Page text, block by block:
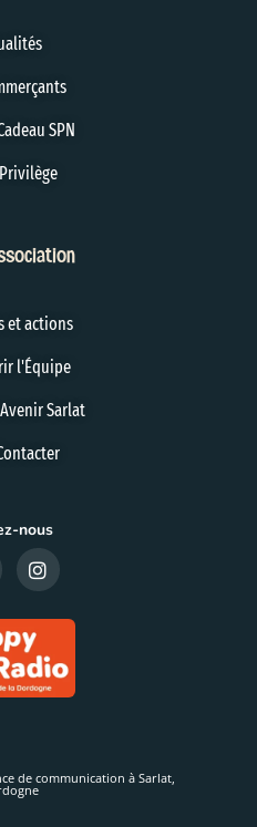
SPN
et actions
l'Équipe
Sarlat
nous
de communication à Sarlat,